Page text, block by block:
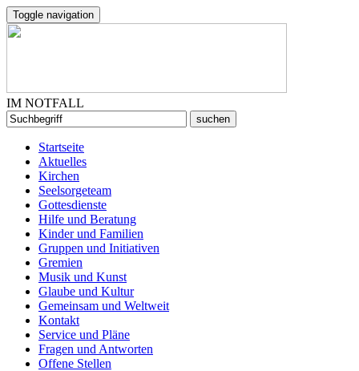
Toggle navigation
IM NOTFALL
Startseite
Aktuelles
Kirchen
Seelsorgeteam
Gottesdienste
Hilfe und Beratung
Kinder und Familien
Gruppen und Initiativen
Gremien
Musik und Kunst
Glaube und Kultur
Gemeinsam und Weltweit
Kontakt
Service und Pläne
Fragen und Antworten
Offene Stellen